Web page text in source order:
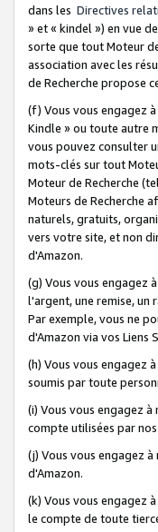
dans les Directives
» et « kindel ») en vue
sorte que tout Moteur
association avec les
de Recherche propose
(f) Vous vous engagez
Kindle » ou toute autre
vous pouvez consulter
mots-clés sur tout
Moteur de Recherche
Moteurs de Recherche
naturels, gratuits,
vers votre site, et non
d'Amazon.
(g) Vous vous engagez
l'argent, une remise, un
Par exemple, vous ne
d'Amazon via vos Liens
(h) Vous vous engagez
soumis par toute
(i) Vous vous engagez
compte utilisées par
(j) Vous vous engagez
d'Amazon.
(k) Vous vous engagez
le compte de toute